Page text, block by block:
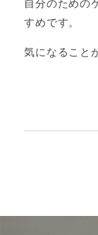
自分のための
すめです。
気になること